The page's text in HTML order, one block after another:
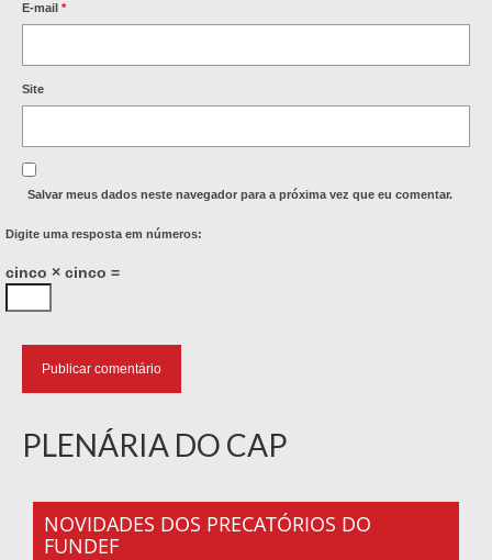
E-mail *
Site
Salvar meus dados neste navegador para a próxima vez que eu comentar.
Digite uma resposta em números:
cinco × cinco =
PLENÁRIA DO CAP
NOVIDADES DOS PRECATÓRIOS DO
FUNDEF